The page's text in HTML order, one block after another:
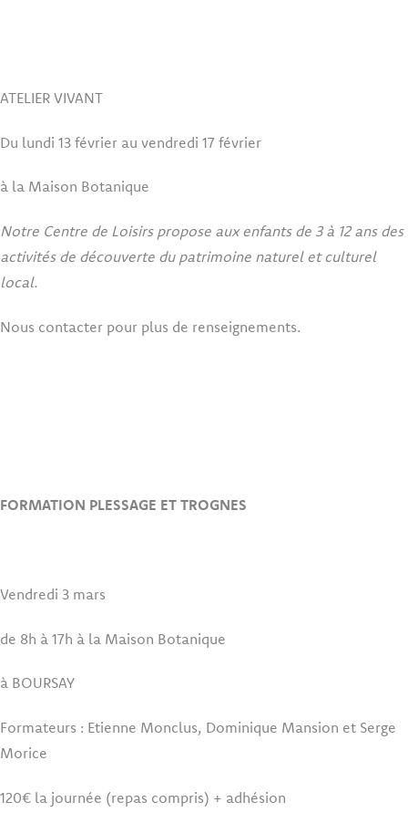
ATELIER VIVANT
Du lundi 13 février au vendredi 17 février
à la Maison Botanique
Notre Centre de Loisirs propose aux enfants de 3 à 12 ans des
activités de découverte du patrimoine naturel et culturel
local.
Nous contacter pour plus de renseignements.
FORMATION PLESSAGE ET TROGNES
Vendredi 3 mars
de 8h à 17h à la Maison Botanique
à BOURSAY
Formateurs : Etienne Monclus, Dominique Mansion et Serge
Morice
120€ la journée (repas compris) + adhésion